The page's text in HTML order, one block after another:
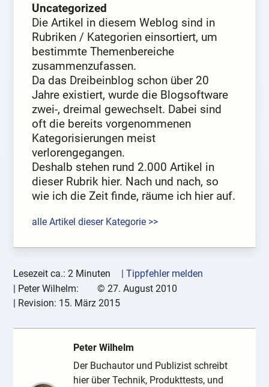
Uncategorized
Die Artikel in diesem Weblog sind in
Rubriken / Kategorien einsortiert, um
bestimmte Themenbereiche
zusammenzufassen.
Da das Dreibeinblog schon über 20
Jahre existiert, wurde die Blogsoftware
zwei-, dreimal gewechselt. Dabei sind
oft die bereits vorgenommenen
Kategorisierungen meist
verlorengegangen.
Deshalb stehen rund 2.000 Artikel in
dieser Rubrik hier. Nach und nach, so
wie ich die Zeit finde, räume ich hier auf.
alle Artikel dieser Kategorie >>
Lesezeit ca.: 2 Minuten
| Tippfehler melden
| Peter Wilhelm: © 27. August 2010
| Revision: 15. März 2015
Peter Wilhelm
Der Buchautor und Publizist schreibt
hier über Technik, Produkttests, und